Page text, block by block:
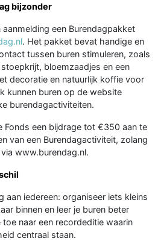
bijzonder
aanmelding een Burendagpakket
. Het pakket bevat handige en
tussen buren stimuleren, zoals
bloemzaadjes en een
decoratie en natuurlijk koffie voor
kunnen buren op de website
burendagactiviteiten.
Fonds een bijdrage tot €350 aan te
van een Burendagactiviteit, zolang
www.burendag.nl.
aan iedereen: organiseer iets kleins
binnen en leer je buren beter
naar een recordeditie waarin
centraal staan.